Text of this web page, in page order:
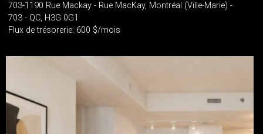
703-1190 Rue Mackay - Rue MacKay, Montréal (Ville-Marie) -
703 - QC, H3G 0G1
Flux de trésorerie: 600 $/mois